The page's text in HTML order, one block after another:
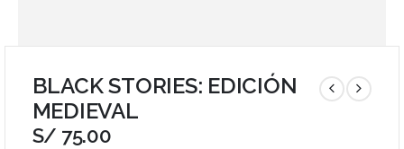
BLACK STORIES: EDICIÓN
MEDIEVAL
S/ 75.00